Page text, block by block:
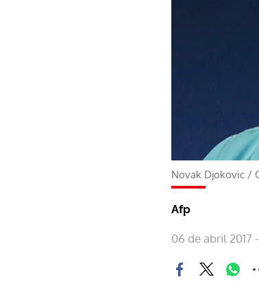
Novak Djokovic /
Afp
06 de abril 2017 -